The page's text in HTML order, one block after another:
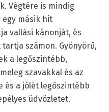
Végtére is mindig
egy másik hit
vallási kánonját, és
számon. Gyönyörű,
a legőszintébb,
szavakkal és az
és a jólét legőszintébb
üdvözletet.